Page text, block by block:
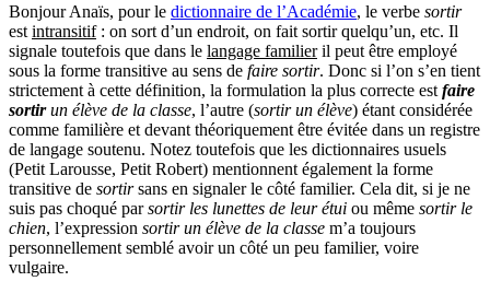
Bonjour Anaïs, pour le dictionnaire de l’Académie, le verbe sortir
est intransitif: on sort d’un endroit, on fait sortir quelqu’un, etc. Il
signale toutefois que dans le langage familieril peut être employé
sous la forme transitive au sens de faire sortir. Donc si l’on s’en tient
strictement à cette définition, la formulation la plus correcte est faire
sortirun élève de la classe, l’autre (sortir un élève) étant considérée
comme familière et devant théoriquement être évitée dans un registre
de langage soutenu. Notez toutefois que les dictionnaires usuels
(Petit Larousse, Petit Robert) mentionnent également la forme
transitive de sortirsans en signaler le côté familier. Cela dit, si je ne
suis pas choqué parsortir les lunettes de leur étui ou même sortir le
chien, l’expression sortir un élève de la classe m’a toujours
personnellement semblé avoir un côté un peu familier, voire
vulgaire.